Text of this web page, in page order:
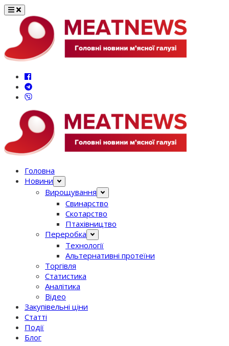
Перейти
вмісту
Головна
Новини
Вирощування
Свинарство
Скотарство
Птахівництво
Переробка
Технології
Альтернативні протеїни
Торгівля
Статистика
Аналітика
Відео
Закупівельні ціни
Статті
Події
Блог